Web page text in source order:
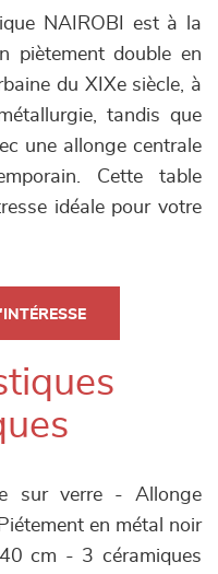
NAIROBI est à la
piètement double en
du XIXe siècle, à
tandis que
une allonge centrale
Cette table
idéale pour votre
sur verre - Allonge
en métal noir
cm - 3 céramiques